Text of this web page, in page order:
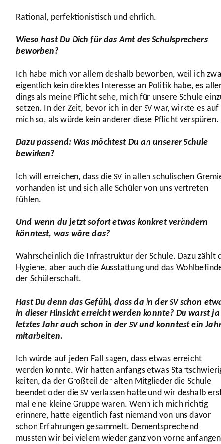
Rational, perfek­tio­nis­tisch und ehrlich.
Wieso hast Du Dich für das Amt des Schul­spre­chers
beworben?
Ich habe mich vor allem deshalb beworben, weil ich
eigent­lich kein direktes Interesse an Politik habe, es
dings als meine Pflicht sehe, mich für unsere Schule
setzen. In der Zeit, bevor ich in der SV war, wirkte es auf
mich so, als würde kein anderer diese Pflicht verspüren.
Dazu passend: Was möchtest Du an unserer Schule
bewirken?
Ich will erreichen, dass dieSV in allen schu­li­schen
vorhanden ist und sich alle Schüler von uns vertreten
fühlen.
Und wenn du jetzt sofort etwas konkret verändern
könntest, was wäre das?
Wahr­schein­lich die Infra­struktur der Schule. Dazu zählt
Hygiene, aber auch die Ausstat­tung und das
der Schü­ler­schaft.
Hast Du denn das Gefühl, dass da in derSVschon
in dieser Hinsicht erreicht werden konnte? Du warst ja
letztes Jahr auch schon in der SVund konntest ein Jahr
mitar­beiten.
Ich würde auf jeden Fall sagen, dass etwas erreicht
werden konnte. Wir hatten anfangs etwas
keiten, da der Großteil der alten Mitglieder die Schule
beendet oder dieSV verlassen hatte und wir deshalb
mal eine kleine Gruppe waren. Wenn ich mich richtig
erinnere, hatte eigent­lich fast niemand von uns davor
schon Erfah­rungen gesammelt. Dementspre­chend
mussten wir bei vielem wieder ganz von vorne